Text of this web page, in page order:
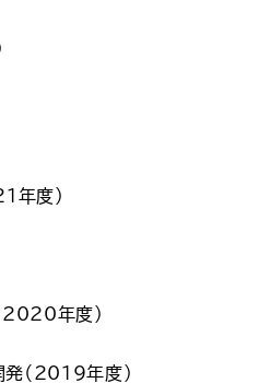
年度）
2020年度）
（2019年度）